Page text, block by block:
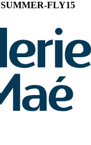
SUMMER-FLY15